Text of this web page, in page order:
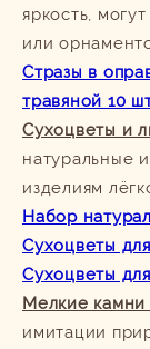
яркость,
или
Стразы в
травяной 10
Сухоцветы и
натуральные
изделиям
Набор
Сухоцветы
Сухоцветы
Мелкие камни
имитации